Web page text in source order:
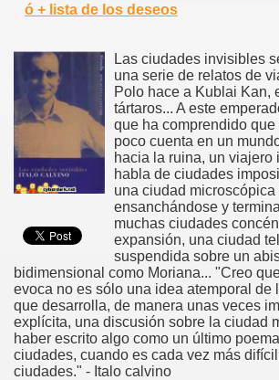
ó + lista de los deseos
Las ciudades invisibles
una serie de relatos de
Polo hace a Kublai Kan,
tártaros... A este
que ha comprendido
poco cuenta en un
hacia la ruina, un viajero
habla de ciudades
una ciudad microscópica
ensanchándose y
muchas ciudades
expansión, una ciudad
suspendida sobre un
bidimensional como Moriana... "Creo
evoca no es sólo una idea atemporal de
que desarrolla, de manera unas veces
explícita, una discusión sobre la ciudad
haber escrito algo como un último
ciudades, cuando es cada vez más
ciudades." - Italo calvino